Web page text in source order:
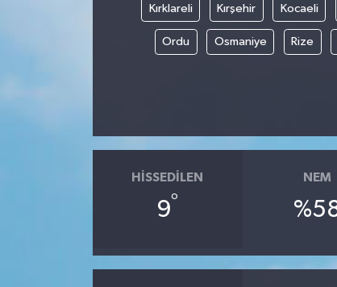
Kırklareli Kırşehir Kocaeli
Ordu Osmaniye Rize
HISSEDILEN
9°
NEM